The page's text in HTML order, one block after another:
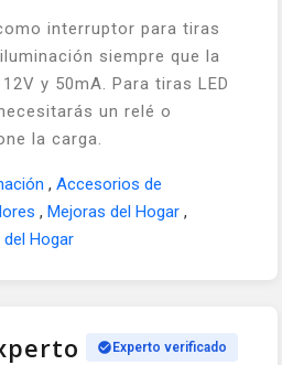
interruptor para tiras
siempre que la
y 50mA. Para tiras LED
un relé o
la carga.
, Accesorios de
, Mejoras del Hogar ,
Hogar
Experto verificado